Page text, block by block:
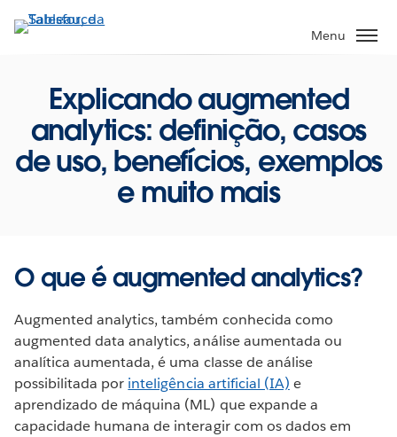
Pular
para
principal
Menu
Explicando augmented
analytics: definição, casos
de uso, benefícios, exemplos
e muito mais
O que é augmented analytics?
Augmented analytics, também conhecida como
augmented data analytics, análise aumentada ou
analítica aumentada, é uma classe de análise
possibilitada por inteligência artificial (IA) e
aprendizado de máquina (ML) que expande a
capacidade humana de interagir com os dados em